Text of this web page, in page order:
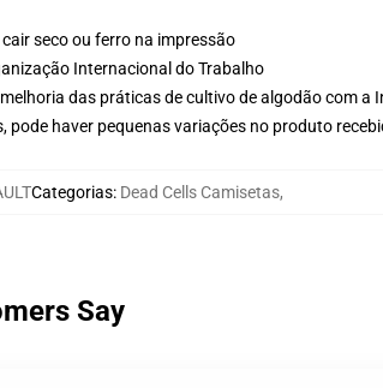
seco ou ferro na impressão
Internacional do Trabalho
das práticas de cultivo de algodão com a
pode haver pequenas variações no produto
Categorias: Dead Cells Camisetas,
Say